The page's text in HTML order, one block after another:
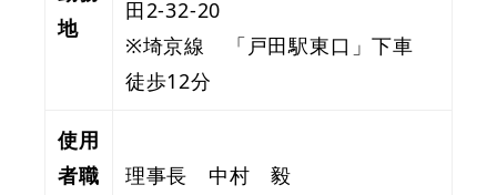
地
田2-32-20
※埼京線 「戸田駅東口」下車
徒歩12分
使用
者職
理事長 中村 毅